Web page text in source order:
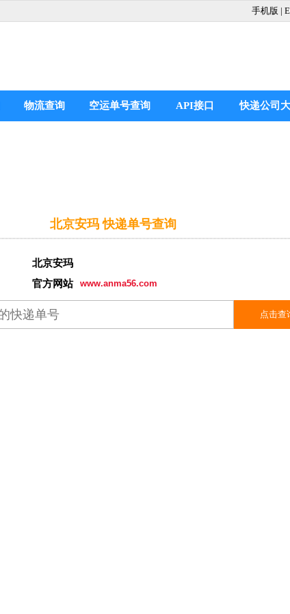
手机版 |
物流查询 空运单号查询 API接口 快递公司
北京安玛 快递单号查询
北京安玛
官方网站
www.anma56.com